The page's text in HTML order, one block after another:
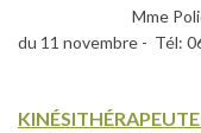
Mme Polion
du 11 novembre - Tél: